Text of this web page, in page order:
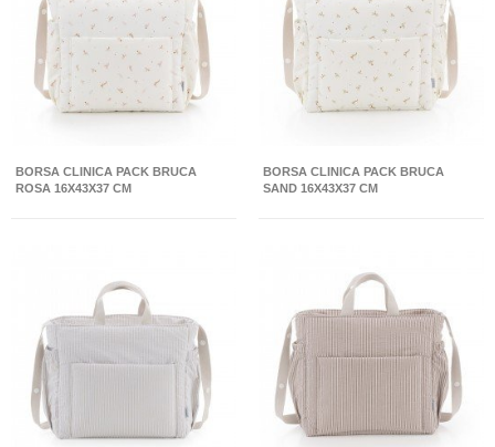
BORSA CLINICA PACK BRUCA
ROSA 16X43X37 CM
BORSA CLINICA PACK BRUCA
SAND 16X43X37 CM